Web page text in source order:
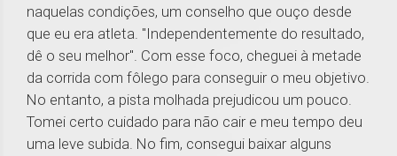
naquelas condições, um conselho que ouço desde
que eu era atleta. "Independentemente do resultado,
dê o seu melhor". Com esse foco, cheguei à metade
da corrida com fôlego para conseguir o meu objetivo.
No entanto, a pista molhada prejudicou um pouco.
Tomei certo cuidado para não cair e meu tempo deu
uma leve subida. No fim, consegui baixar alguns